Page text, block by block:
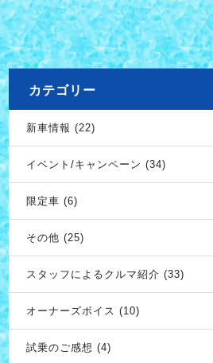
カテゴリー
新車情報 (22)
イベント/キャンペーン (34)
限定車 (6)
その他 (25)
スタッフによるクルマ紹介 (33)
オーナーズボイス (10)
試乗のご感想 (4)